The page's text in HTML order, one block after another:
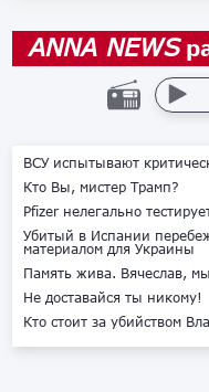
ANNA NEWS
ВСУ испытывают
Кто Вы, мистер Трамп?
Pfizer нелегально
Убитый в Испании
материалом для Украины
Память жива. Вячеслав,
Не доставайся ты никому!
Кто стоит за убийством